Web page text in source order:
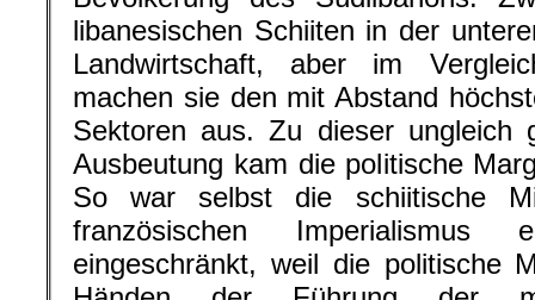
libanesischen Schiiten in der
Landwirtschaft, aber im
machen sie den mit Abstand
Sektoren aus. Zu dieser ungleich
Ausbeutung kam die politische
So war selbst die schiitische
französischen Imperialismus
eingeschränkt, weil die politische